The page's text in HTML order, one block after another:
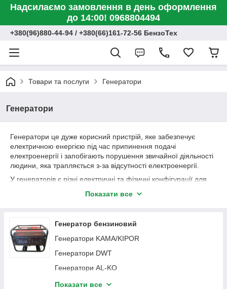
Надсилаємо замовлення в день оформлення
до 14:00! 0968804494
+380(96)880-44-94 / +380(66)161-72-56 БензоТех
Товари та послуги Генератори
Генератори
Генератори це дуже корисний пристрій, яке забезпечує
електричною енергією під час припинення подачі
електроенергії і запобігають порушення звичайної діяльності
людини, яка трапляється з-за відсутності електроенергії.
У генераторів є різні електричні та фізичні конфігурації для
Показати все
Генератор бензиновий
Генератори KAMA/KIPOR
Генератори DWT
Генератори AL-KO
Генератори Hohol
Показати все